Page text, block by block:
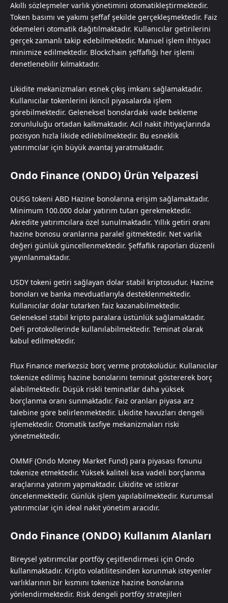
Akıllı sözleşmeler varlık yönetimini otomatikleştirmektedir.
Token basımı ve yakımı şeffaf şekilde gerçekleşmektedir. Faiz
ödemeleri otomatik dağıtılmaktadır. Kullanıcılar getirilerini
gerçek zamanlı takip edebilmektedir. Manuel işlem ihtiyacı
minimize edilmektedir. Blockchain şeffaflığı her işlemi
denetlenebilir kılmaktadır.
Likidite mekanizmaları esnek çıkış imkanı sağlamaktadır.
Kullanıcılar tokenlerini ikincil piyasalarda işlem
görebilmektedir. Geleneksel bonolardaki vade bekleme
zorunluluğu ortadan kalkmaktadır. Acil nakit ihtiyaçlarında
pozisyon hızla likide edilebilmektedir. Bu esneklik
yatırımcılar için büyük avantaj yaratmaktadır.
Ondo Finance (ONDO) Ürün Yelpazesi
OUSG tokeni ABD Hazine bonolarına erişim sağlamaktadır.
Minimum 100.000 dolar yatırım tutarı gerekmektedir.
Akredite yatırımcılara özel sunulmaktadır. Yıllık getiri oranı
hazine bonosu oranlarına paralel gitmektedir. Net varlık
değeri günlük güncellenmektedir. Şeffaflık raporları düzenli
yayınlanmaktadır.
USDY tokeni getiri sağlayan dolar stabil kriptosudur. Hazine
bonoları ve banka mevduatlarıyla desteklenmektedir.
Kullanıcılar dolar tutarken faiz kazanabilmektedir.
Geleneksel stabil kripto paralara üstünlük sağlamaktadır.
DeFi protokollerinde kullanılabilmektedir. Teminat olarak
kabul edilmektedir.
Flux Finance merkezsiz borç verme protokolüdür. Kullanıcılar
tokenize edilmiş hazine bonolarını teminat göstererek borç
alabilmektedir. Düşük riskli teminatlar daha yüksek
borçlanma oranı sunmaktadır. Faiz oranları piyasa arz
talebine göre belirlenmektedir. Likidite havuzları dengeli
işlemektedir. Otomatik tasfiye mekanizmaları riski
yönetmektedir.
OMMF (Ondo Money Market Fund) para piyasası fonunu
tokenize etmektedir. Yüksek kaliteli kısa vadeli borçlanma
araçlarına yatırım yapmaktadır. Likidite ve istikrar
öncelenmektedir. Günlük işlem yapılabilmektedir. Kurumsal
yatırımcılar için ideal nakit yönetim aracıdır.
Ondo Finance (ONDO) Kullanım Alanları
Bireysel yatırımcılar portföy çeşitlendirmesi için Ondo
kullanmaktadır. Kripto volatilitesinden korunmak isteyenler
varlıklarının bir kısmını tokenize hazine bonolarına
yönlendirmektedir. Risk dengeli portföy stratejileri